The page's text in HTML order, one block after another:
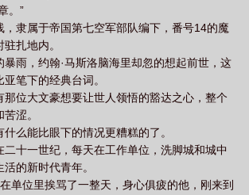
了帝国上将笔趣阁在线
却成了帝国上将免费阅 一心退休的我却成了帝国上将笔趣
。”
，隶属于帝国第七空军部队编下，番号14的魔
扎地内。
雨，约翰·马斯洛脑海里却忽的想起前世，这
笔下的经典台词。
那位大文豪想要让世人领悟的豁达之心，整个
涩。
么能比眼下的情况更糟糕的了。
二十一世纪，每天在工作单位，洗脚城和城中
的新时代青年。
单位里挨骂了一整天，身心俱疲的他，刚来到